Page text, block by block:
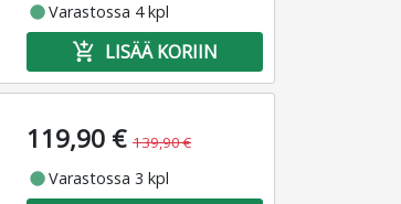
fiber_manual_recordVarastossa 4 kpl
add_shopping_cart LISÄÄ KORIIN
119,90 € 139,90 €
fiber_manual_recordVarastossa 3 kpl